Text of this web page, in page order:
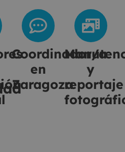
Coordinador/a
en
Zaragoza
y
reportaje